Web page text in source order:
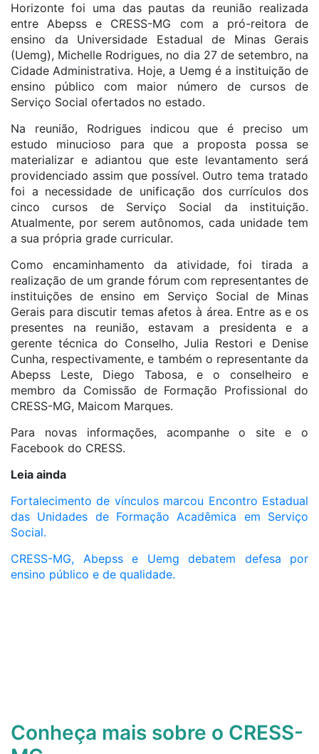
Horizonte foi uma das pautas da reunião realizada
entre Abepss e CRESS-MG com a pró-reitora de
ensino da Universidade Estadual de Minas Gerais
(Uemg), Michelle Rodrigues, no dia 27 de setembro, na
Cidade Administrativa. Hoje, a Uemg é a instituição de
ensino público com maior número de cursos de
Serviço Social ofertados no estado.
Na reunião, Rodrigues indicou que é preciso um
estudo minucioso para que a proposta possa se
materializar e adiantou que este levantamento será
providenciado assim que possível. Outro tema tratado
foi a necessidade de unificação dos currículos dos
cinco cursos de Serviço Social da instituição.
Atualmente, por serem autônomos, cada unidade tem
a sua própria grade curricular.
Como encaminhamento da atividade, foi tirada a
realização de um grande fórum com representantes de
instituições de ensino em Serviço Social de Minas
Gerais para discutir temas afetos à área. Entre as e os
presentes na reunião, estavam a presidenta e a
gerente técnica do Conselho, Julia Restori e Denise
Cunha, respectivamente, e também o representante da
Abepss Leste, Diego Tabosa, e o conselheiro e
membro da Comissão de Formação Profissional do
CRESS-MG, Maicom Marques.
Para novas informações, acompanhe o site e o
Facebook do CRESS.
Leia ainda
Fortalecimento de vínculos marcou Encontro Estadual
das Unidades de Formação Acadêmica em Serviço
Social.
CRESS-MG, Abepss e Uemg debatem defesa por
ensino público e de qualidade.
Conheça mais sobre o CRESS-